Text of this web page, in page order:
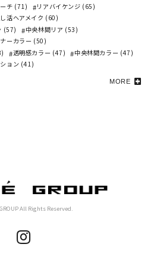
チ (71)
リアバイケンジ (65)
活ヘアメイク (60)
(57)
中央林間リア (53)
ーカラー (50)
透明感カラー (47)
中央林間カラー (47)
ョン (41)
MORE
All Rights Reserved.